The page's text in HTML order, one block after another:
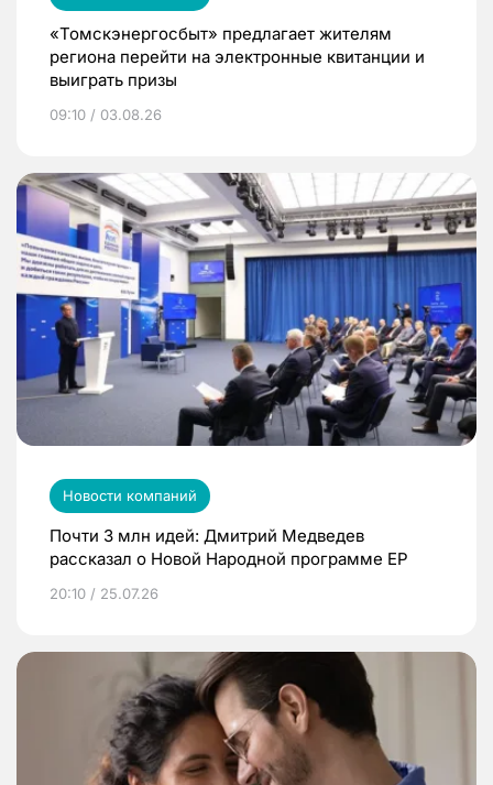
«Томскэнергосбыт» предлагает жителям
региона перейти на электронные квитанции и
выиграть призы
09:10 / 03.08.26
Новости компаний
Почти 3 млн идей: Дмитрий Медведев
рассказал о Новой Народной программе ЕР
20:10 / 25.07.26